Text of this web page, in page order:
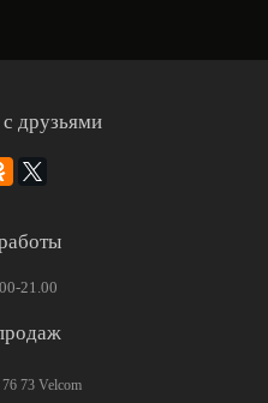
друзьями
21.00
73 Velcom